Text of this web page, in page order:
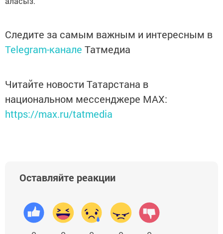
Следите за самым важным и интересным в
Telegram-канале Татмедиа
Читайте новости Татарстана в
национальном мессенджере MАХ:
https://max.ru/tatmedia
Оставляйте реакции